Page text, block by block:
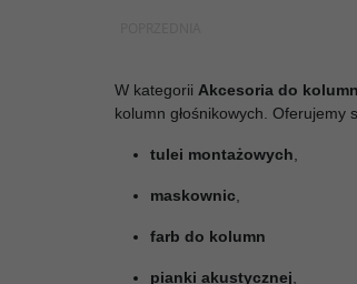
W kategorii Akcesoria do kolumn
kolumn głośnikowych. Oferujemy
tulei montażowych
maskownic
farb do kolumn
pianki akustycznej